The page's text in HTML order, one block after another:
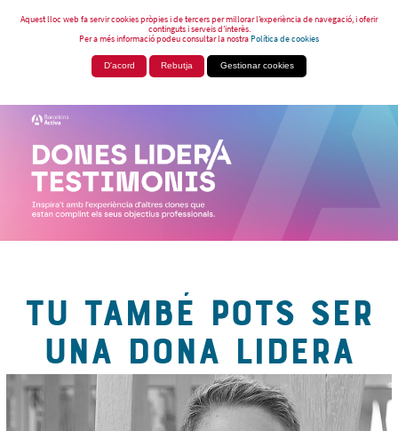
Aquest lloc web fa servir cookies pròpies i de tercers per millorar l’experiència de navegació, i oferir
continguts i serveis d’interès.
Per a més informació podeu consultar la nostraPolítica de cookies
D'acord Rebutja Gestionar cookies
TU TAMBÉ POTS SER
UNA DONA LIDERA